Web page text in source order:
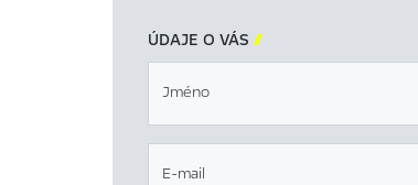
ÚDAJE O VÁS 
Jméno
E-mail